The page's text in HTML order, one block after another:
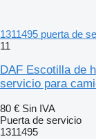
1311495 puerta de
11
DAF Escotilla de
servicio para
80 € Sin IVA
Puerta de servicio
1311495